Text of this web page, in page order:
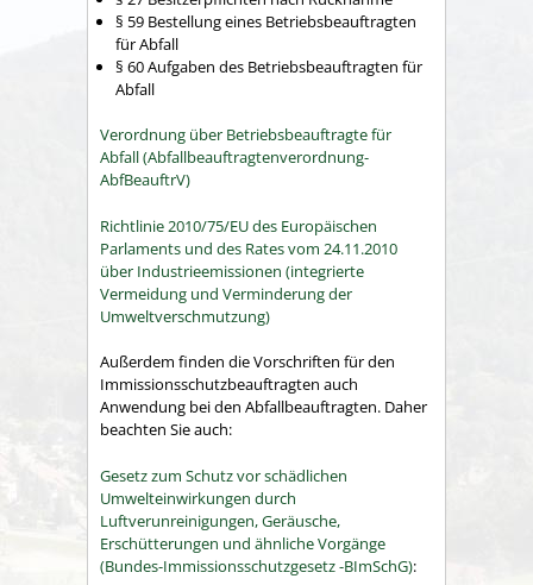
§ 59 Bestellung eines Betriebsbeauftragten
für Abfall
§ 60 Aufgaben des Betriebsbeauftragten für
Abfall
Verordnung über Betriebsbeauftragte für
Abfall (Abfallbeauftragtenverordnung-
AbfBeauftrV)
Richtlinie 2010/75/EU des Europäischen
Parlaments und des Rates vom 24.11.2010
über Industrieemissionen (integrierte
Vermeidung und Verminderung der
Umweltverschmutzung)
Außerdem finden die Vorschriften für den
Immissionsschutzbeauftragten auch
Anwendung bei den Abfallbeauftragten. Daher
beachten Sie auch:
Gesetz zum Schutz vor schädlichen
Umwelteinwirkungen durch
Luftverunreinigungen, Geräusche,
Erschütterungen und ähnliche Vorgänge
(Bundes-Immissionsschutzgesetz -BImSchG):